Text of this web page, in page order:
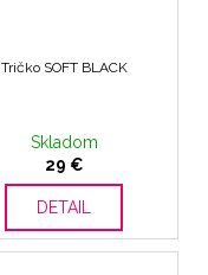
Tričko SOFT BLACK
Skladom
29 €
DETAIL